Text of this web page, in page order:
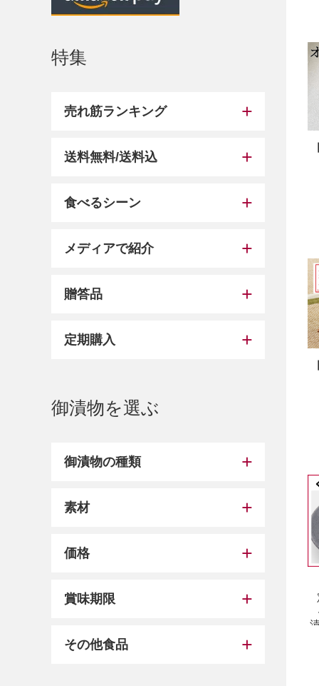
特集
売れ筋ランキング
送料無料/送料込
食べるシーン
メディアで紹介
贈答品
定期購入
御漬物を選ぶ
御漬物の種類
素材
価格
賞味期限
その他食品